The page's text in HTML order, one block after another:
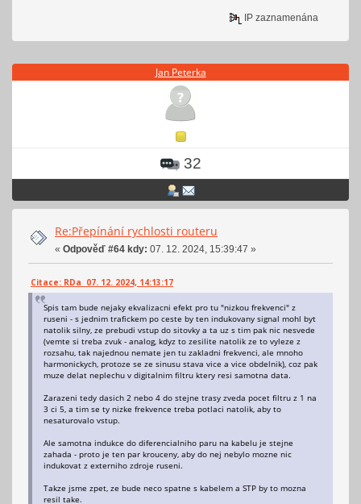
IP zaznamenána
Jan Peterka
32
Re:Přepínání rychlosti routeru
« Odpověď #64 kdy: 07. 12. 2024, 15:39:47 »
Citace: RDa 07. 12. 2024, 14:13:17
Spis tam bude nejaky ekvalizacni efekt pro tu "nizkou frekvenci" z
ruseni - s jednim trafickem po ceste by ten indukovany signal mohl byt
natolik silny, ze prebudi vstup do sitovky a ta uz s tim pak nic nesvede
(vemte si treba zvuk - analog, kdyz to zesilite natolik ze to vyleze z
rozsahu, tak najednou nemate jen tu zakladni frekvenci, ale mnoho
harmonickych, protoze se ze sinusu stava vice a vice obdelnik), coz pak
muze delat neplechu v digitalnim filtru ktery resi samotna data.
Zarazeni tedy dasich 2 nebo 4 do stejne trasy zveda pocet filtru z 1 na
3 ci 5, a tim se ty nizke frekvence treba potlaci natolik, aby to
nesaturovalo vstup.
Ale samotna indukce do diferencialniho paru na kabelu je stejne
zahada - proto je ten par krouceny, aby do nej nebylo mozne nic
indukovat z externiho zdroje ruseni.
Takze jsme zpet, ze bude neco spatne s kabelem a STP by to mozna
resil take.